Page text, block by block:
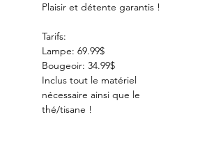
Plaisir et détente garantis !
Tarifs:
Lampe: 69.99$
Bougeoir: 34.99$
Inclus tout le matériel
nécessaire ainsi que le
thé/tisane !